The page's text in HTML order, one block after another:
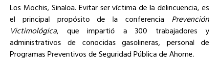
Los Mochis, Sinaloa. Evitar ser víctima de la delincuencia, es
el principal propósito de la conferencia Prevención
Victimológica, que impartió a 300 trabajadores y
administrativos de conocidas gasolineras, personal de
Programas Preventivos de Seguridad Pública de Ahome.